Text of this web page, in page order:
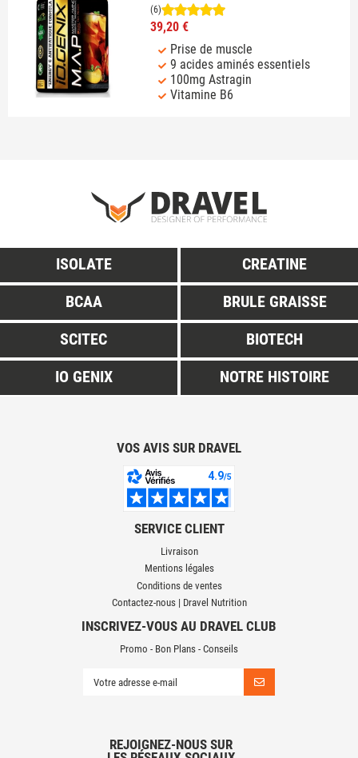
(6)
39,20 €
Prise de muscle
9 acides aminés essentiels
100mg Astragin
Vitamine B6
ISOLATE
CREATINE
BCAA
BRULE GRAISSE
SCITEC
BIOTECH
IO GENIX
NOTRE HISTOIRE
VOS AVIS SUR DRAVEL
SERVICE CLIENT
Livraison
Mentions légales
Conditions de ventes
Contactez-nous | Dravel Nutrition
INSCRIVEZ-VOUS AU DRAVEL CLUB
Promo - Bon Plans - Conseils
REJOIGNEZ-NOUS SUR